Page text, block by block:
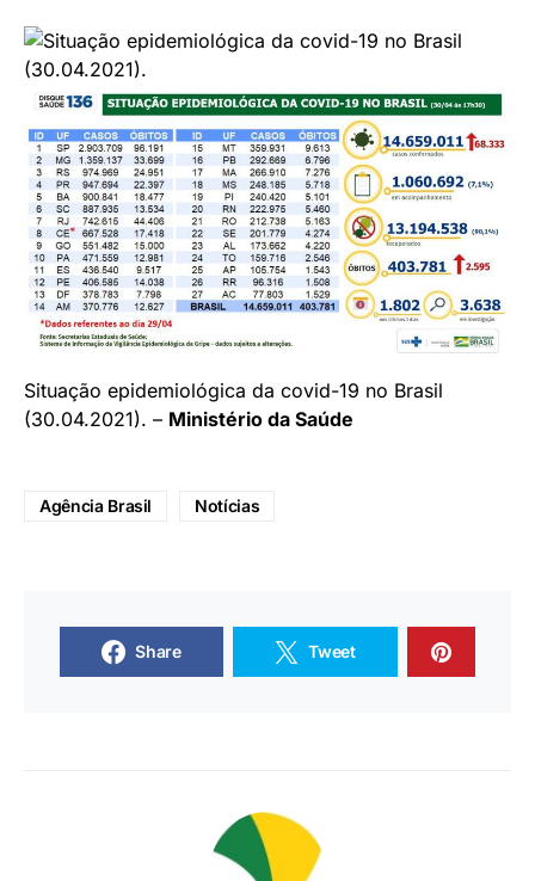
Situação epidemiológica da covid-19 no Brasil
(30.04.2021). – Ministério da Saúde
Agência Brasil Notícias
Share Tweet